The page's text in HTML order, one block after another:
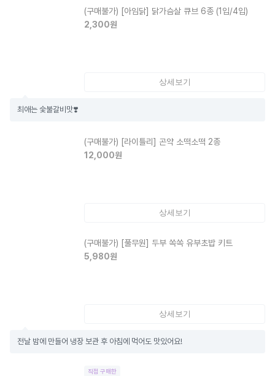
(구매불가) [아임닭] 닭가슴살 큐브 6종 (1입/4입)
2,300원
상세보기
최애는 숯불갈비맛❣️
(구매불가) [라이틀리] 곤약 소떡소떡 2종
12,000원
상세보기
(구매불가) [풀무원] 두부 쏙쏙 유부초밥 키트
5,980원
상세보기
전날 밤에 만들어 냉장 보관 후 아침에 먹어도 맛있어요!
직접 구매한